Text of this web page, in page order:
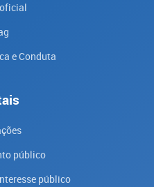
e Conduta
público
público